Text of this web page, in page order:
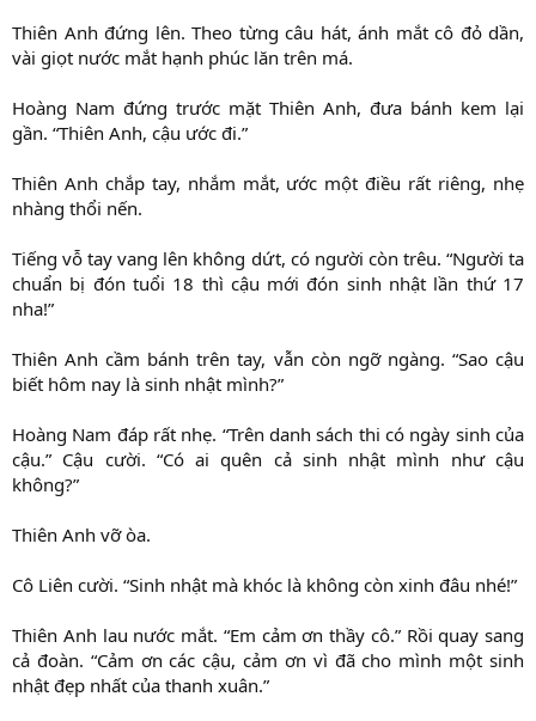
Thiên Anh đứng lên. Theo từng câu hát, ánh mắt cô đỏ dần,
vài giọt nước mắt hạnh phúc lăn trên má.
Hoàng Nam đứng trước mặt Thiên Anh, đưa bánh kem lại
gần. “Thiên Anh, cậu ước đi.”
Thiên Anh chắp tay, nhắm mắt, ước một điều rất riêng, nhẹ
nhàng thổi nến.
Tiếng vỗ tay vang lên không dứt, có người còn trêu. “Người ta
chuẩn bị đón tuổi 18 thì cậu mới đón sinh nhật lần thứ 17
nha!”
Thiên Anh cầm bánh trên tay, vẫn còn ngỡ ngàng. “Sao cậu
biết hôm nay là sinh nhật mình?”
Hoàng Nam đáp rất nhẹ. “Trên danh sách thi có ngày sinh của
cậu.” Cậu cười. “Có ai quên cả sinh nhật mình như cậu
không?”
Thiên Anh vỡ òa.
Cô Liên cười. “Sinh nhật mà khóc là không còn xinh đâu nhé!”
Thiên Anh lau nước mắt. “Em cảm ơn thầy cô.” Rồi quay sang
cả đoàn. “Cảm ơn các cậu, cảm ơn vì đã cho mình một sinh
nhật đẹp nhất của thanh xuân.”